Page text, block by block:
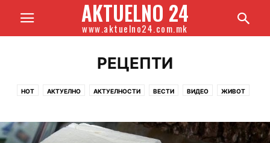
AKTUELNO 24
www.aktuelno24.com.mk
РЕЦЕПТИ
HOT АКТУЕЛНО АКТУЕЛНОСТИ ВЕСТИ ВИДЕО ЖИВОТ
ХОРОСКОП